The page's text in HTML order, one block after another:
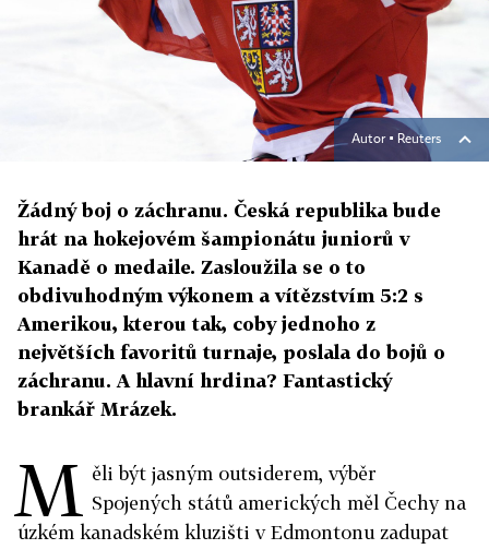
Autor ▪ Reuters
Žádný boj o záchranu. Česká republika bude
hrát na hokejovém šampionátu juniorů v
Kanadě o medaile. Zasloužila se o to
obdivuhodným výkonem a vítězstvím 5:2 s
Amerikou, kterou tak, coby jednoho z
největších favoritů turnaje, poslala do bojů o
záchranu. A hlavní hrdina? Fantastický
brankář Mrázek.
M ěli být jasným outsiderem, výběr
Spojených států amerických měl Čechy na
úzkém kanadském kluzišti v Edmontonu zadupat